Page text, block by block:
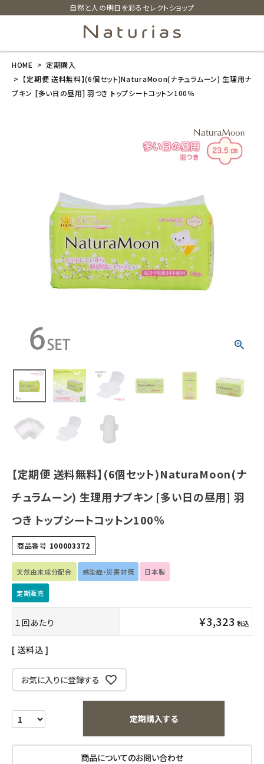
自然と人の明日を彩るセレクトショップ
search
ト)NaturaMoo
n(ナチュラムー
ン) 生理用ナプ
キン [多い日の
昼用] 羽つき ト
ップシートコッ
ホーム
新商品
美容・コスメ・香水
衛生用品
日用品雑貨
インナー・下着・ナイトウェア
キッズ・ベビー・マタニティ
キッチン用品
フード・ドリンク
ブランド
定期購入
オリジナルブランド
HOME
定期購入
【定期便 送料無料】(6個セット)NaturaMoon(ナチュラムーン) 生理用ナ
プキン [多い日の昼用] 羽つき トップシートコットン100％
【定期便 送料無料】(6個セット)NaturaMoon(ナ
チュラムーン) 生理用ナプキン [多い日の昼用] 羽
つき トップシートコットン100％
商品番号 100003372
天然由来成分配合 感染症・災害対策 日本製
定期販売
１回あたり ¥3,323 税込
送料込
お気に入りに登録する
定期購入する
商品についてのお問い合わせ